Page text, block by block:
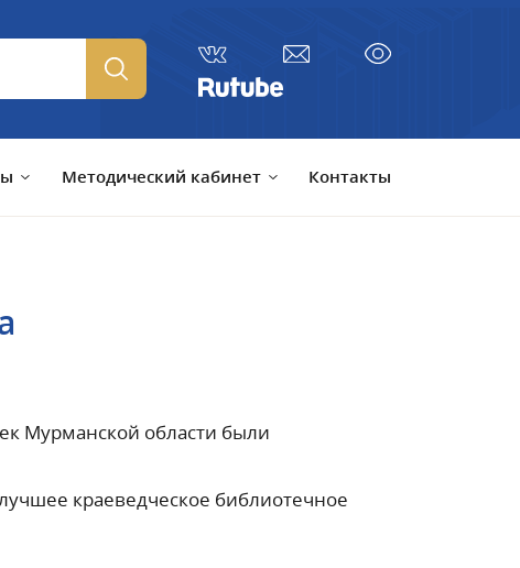
Методический кабинет Контакты
Мурманской области были
краеведческое библиотечное